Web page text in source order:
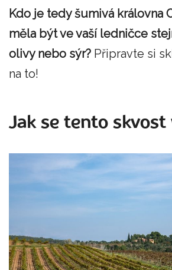
Kdo je tedy šumivá královna
měla být ve vaší ledničce
olivy nebo sýr? Připravte si
na to!
Jak se tento